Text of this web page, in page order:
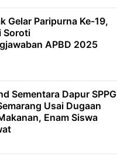
Gelar Paripurna Ke-19,
Soroti
APBD 2025
Sementara Dapur SPPG
Usai Dugaan
Enam Siswa